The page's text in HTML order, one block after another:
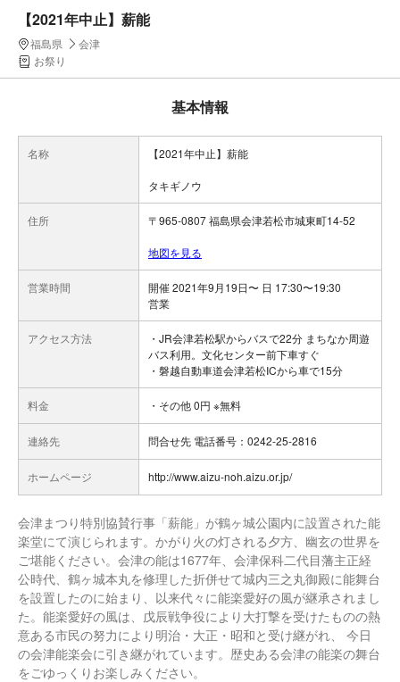
【2021年中止】薪能
福島県
会津
お祭り
基本情報
名称 【2021年中止】薪能
タキギノウ
住所 〒965-0807 福島県会津若松市城東町14-52
地図を見る
営業時間
開催 2021年9月19日〜 日 17:30〜19:30
営業
アクセス方法
・JR会津若松駅からバスで22分 まちなか周遊
バス利用。文化センター前下車すぐ
・磐越自動車道会津若松ICから車で15分
料金 ・その他 0円 ※無料
連絡先 問合せ先 電話番号：0242-25-2816
ホームページ http://www.aizu-noh.aizu.or.jp/
会津まつり特別協賛行事「薪能」が鶴ヶ城公園内に設置された能
楽堂にて演じられます。かがり火の灯される夕方、幽玄の世界を
ご堪能ください。会津の能は1677年、会津保科二代目藩主正経
公時代、鶴ヶ城本丸を修理した折併せて城内三之丸御殿に能舞台
を設置したのに始まり、以来代々に能楽愛好の風が継承されまし
た。能楽愛好の風は、戊辰戦争役により大打撃を受けたものの熱
意ある市民の努力により明治・大正・昭和と受け継がれ、 今日
の会津能楽会に引き継がれています。歴史ある会津の能楽の舞台
をごゆっくりお楽しみください。